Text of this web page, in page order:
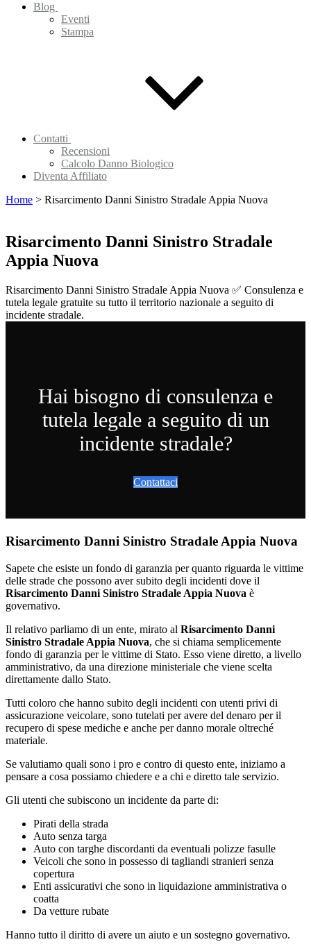
Blog
Eventi
Stampa
Contatti
Recensioni
Calcolo Danno Biologico
Diventa Affiliato
Home > Risarcimento Danni Sinistro Stradale Appia Nuova
Risarcimento Danni Sinistro Stradale
Appia Nuova
Risarcimento Danni Sinistro Stradale Appia Nuova ✅ Consulenza e
tutela legale gratuite su tutto il territorio nazionale a seguito di
incidente stradale.
Hai bisogno di consulenza e
tutela legale a seguito di un
incidente stradale?
Contattaci
Risarcimento Danni Sinistro Stradale Appia Nuova
Sapete che esiste un fondo di garanzia per quanto riguarda le vittime
delle strade che possono aver subito degli incidenti dove il
Risarcimento Danni Sinistro Stradale Appia Nuova è
governativo.
Il relativo parliamo di un ente, mirato al Risarcimento Danni
Sinistro Stradale Appia Nuova, che si chiama semplicemente
fondo di garanzia per le vittime di Stato. Esso viene diretto, a livello
amministrativo, da una direzione ministeriale che viene scelta
direttamente dallo Stato.
Tutti coloro che hanno subito degli incidenti con utenti privi di
assicurazione veicolare, sono tutelati per avere del denaro per il
recupero di spese mediche e anche per danno morale oltreché
materiale.
Se valutiamo quali sono i pro e contro di questo ente, iniziamo a
pensare a cosa possiamo chiedere e a chi e diretto tale servizio.
Gli utenti che subiscono un incidente da parte di:
Pirati della strada
Auto senza targa
Auto con targhe discordanti da eventuali polizze fasulle
Veicoli che sono in possesso di tagliandi stranieri senza
copertura
Enti assicurativi che sono in liquidazione amministrativa o
coatta
Da vetture rubate
Hanno tutto il diritto di avere un aiuto e un sostegno governativo.